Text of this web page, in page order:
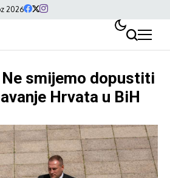
2026
smijemo dopustiti
Hrvata u BiH